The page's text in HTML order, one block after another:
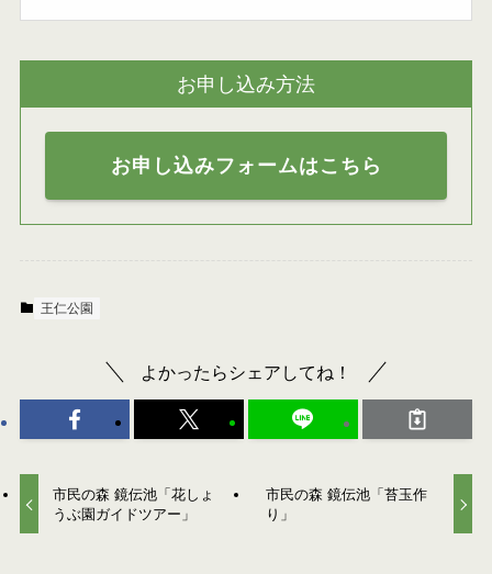
お申し込み方法
お申し込みフォームはこちら
王仁公園
よかったらシェアしてね！
市民の森 鏡伝池「花しょ
うぶ園ガイドツアー」
市民の森 鏡伝池「苔玉作
り」